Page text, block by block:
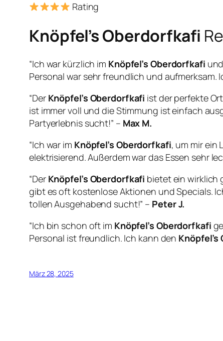
Rating
Knöpfel’s Oberdorfkafi
“Ich war kürzlich im Knöpfel’s Oberdorfkafi
Personal war sehr freundlich und
“Der Knöpfel’s Oberdorfkafi ist der perfekte
ist immer voll und die Stimmung ist einfach
Partyerlebnis sucht!” – Max M.
“Ich war im Knöpfel’s Oberdorfkafi, um mir ein
elektrisierend. Außerdem war das Essen sehr
“Der Knöpfel’s Oberdorfkafi bietet ein wirklich
gibt es oft kostenlose Aktionen und Specials.
tollen Ausgehabend sucht!” – Peter J.
“Ich bin schon oft im Knöpfel’s Oberdorfkafi
Personal ist freundlich. Ich kann den
März 28, 2025